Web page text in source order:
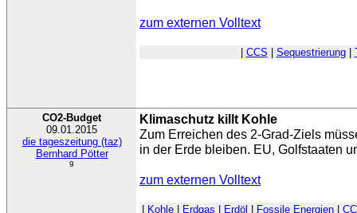
zum externen Volltext
CCS Sequestrierung|
CO2-Budget
09.01.2015
die tageszeitung (taz)
Bernhard Pötter
9
Klimaschutz killt Kohle
Zum Erreichen des 2-Grad-Ziels
in der Erde bleiben. EU, Golfstaaten
zum externen Volltext
Kohle| Erdgas Erdöl Fossile Energien|